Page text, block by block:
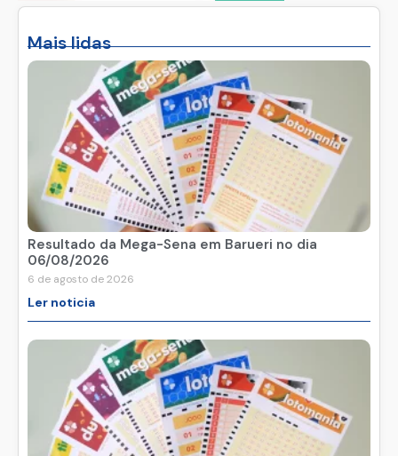
Mais lidas
Resultado da Mega-Sena em Barueri no dia
06/08/2026
6 de agosto de 2026
Ler noticia